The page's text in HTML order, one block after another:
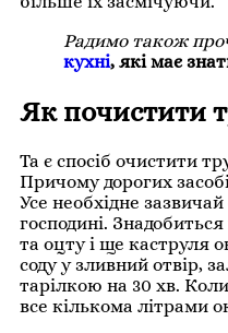
Радимо також
кухні, які має
Як почистити
Та є спосіб очистити
Причому дорогих
Усе необхідне
господині.
та оцту і ще каструля
соду у зливний отвір,
тарілкою на 30 хв.
все кількома літрами